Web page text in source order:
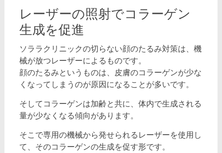
レーザーの照射でコラーゲン
生成を促進
ソララクリニックの切らない顔のたるみ対策は、機
械が放つレーザーによるものです。
顔のたるみというものは、皮膚のコラーゲンが少な
くなってしまうのが原因になることが多いです。
そしてコラーゲンは加齢と共に、体内で生成される
量が少なくなる傾向があります。
そこで専用の機械から発せられるレーザーを使用し
て、そのコラーゲンの生成を促す形です。